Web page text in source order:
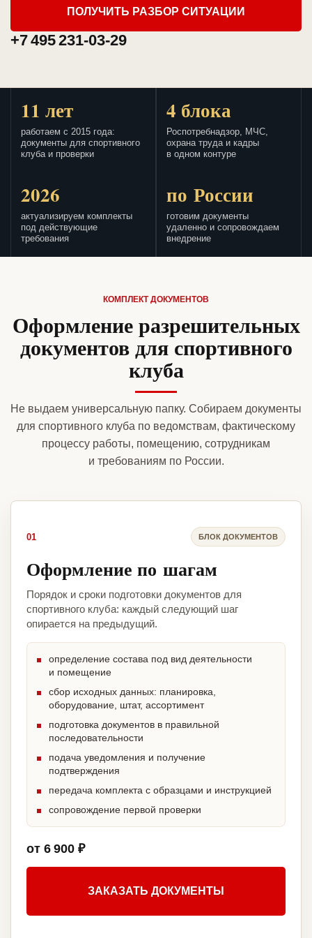
ПОЛУЧИТЬ РАЗБОР СИТУАЦИИ
+7 495 231-03-29
11 лет
работаем с 2015 года:
документы для спортивного
клуба и проверки
4 блока
Роспотребнадзор, МЧС,
охрана труда и кадры
в одном контуре
2026
актуализируем комплекты
под действующие
требования
по России
готовим документы
удаленно и сопровождаем
внедрение
КОМПЛЕКТ ДОКУМЕНТОВ
Оформление разрешительных
документов для спортивного
клуба
Не выдаем универсальную папку. Собираем документы
для спортивного клуба по ведомствам, фактическому
процессу работы, помещению, сотрудникам
и требованиям по России.
01 БЛОК ДОКУМЕНТОВ
Оформление по шагам
Порядок и сроки подготовки документов для
спортивного клуба: каждый следующий шаг
опирается на предыдущий.
определение состава под вид деятельности
и помещение
сбор исходных данных: планировка,
оборудование, штат, ассортимент
подготовка документов в правильной
последовательности
подача уведомления и получение
подтверждения
передача комплекта с образцами и инструкцией
сопровождение первой проверки
от 6 900 ₽
ЗАКАЗАТЬ ДОКУМЕНТЫ